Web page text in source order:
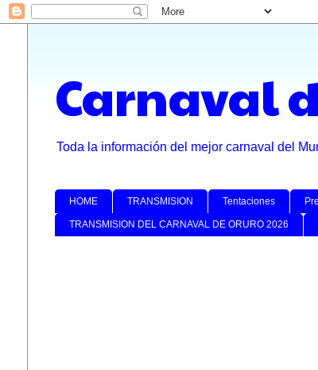
Carnaval
Toda la información del mejor carnaval del
HOME TRANSMISION Tentaciones
TRANSMISION DEL CARNAVAL DE ORURO 2026